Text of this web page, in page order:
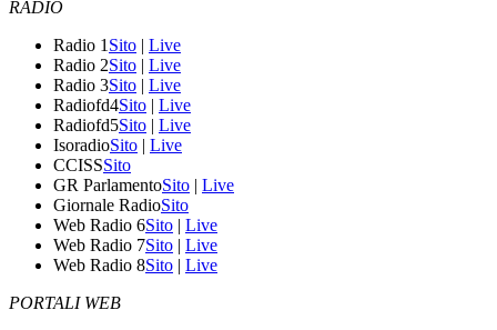
RADIO
Radio 1 Sito | Live
Radio 2Sito | Live
Radio 3Sito | Live
Radiofd4Sito | Live
Radiofd5Sito | Live
IsoradioSito | Live
CCISSSito
GR ParlamentoSito | Live
Giornale RadioSito
Web Radio 6Sito | Live
Web Radio 7Sito | Live
Web Radio 8Sito | Live
PORTALI WEB